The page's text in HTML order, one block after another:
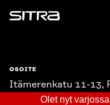
Sitra
OSOITE
Itämerenkatu 11-13,
00181 Helsinki
Olet nyt